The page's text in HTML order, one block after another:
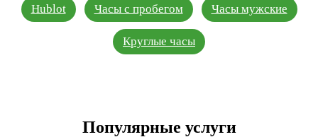
Hublot Часы с пробегом Часы мужские
Круглые часы
Популярные услуги